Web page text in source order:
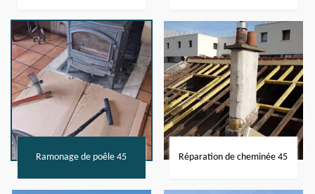
Ramonage de poêle 45 Réparation de cheminée 45